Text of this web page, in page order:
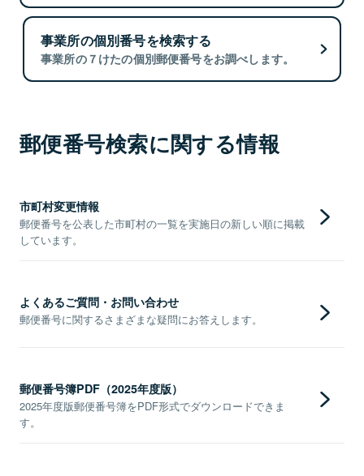
事業所の個別番号を検索する
事業所の７けたの個別郵便番号をお調べします。
郵便番号検索に関する情報
市町村変更情報
郵便番号を公表した市町村の一覧を実施日の新しい順に掲載
しています。
よくあるご質問・お問い合わせ
郵便番号に関するさまざまな疑問にお答えします。
郵便番号簿PDF（2025年度版）
2025年度版郵便番号簿をPDF形式でダウンロードできま
す。